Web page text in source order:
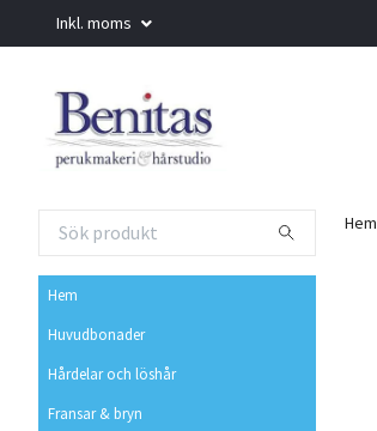
Inkl. moms
Hem
Huvudbonader
Hårdelar och löshår
Fransar & bryn
Hem